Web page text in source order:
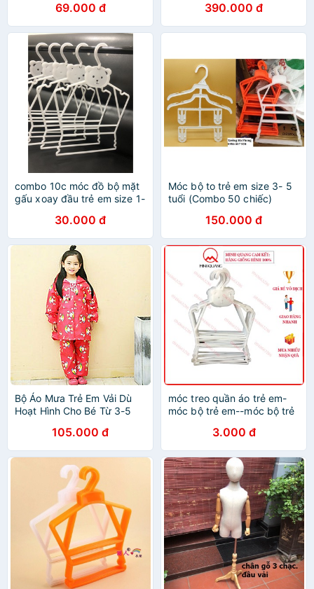
69.000 đ 390.000 đ
combo 10c móc đồ bộ mặt
gấu xoay đầu trẻ em size 1-
trẻ em bằng nhựa cho shop
quần áo trẻ em
30.000 đ
Móc bộ to trẻ em size 3- 5
tuổi (Combo 50 chiếc)
150.000 đ
Bộ Áo Mưa Trẻ Em Vải Dù
Hoạt Hình Cho Bé Từ 3-5
105.000 đ
móc treo quần áo trẻ em-
móc bộ trẻ em--móc bộ trẻ
tuổi-đầu móc xoay 360 độ
3.000 đ